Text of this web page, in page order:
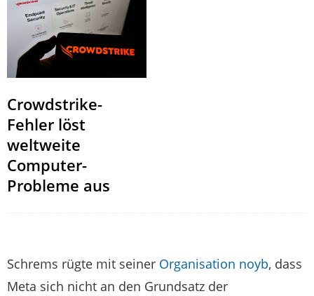
Crowdstrike-
Fehler löst
weltweite
Computer-
Probleme aus
Schrems rügte mit seiner Organisation noyb, dass
Meta sich nicht an den Grundsatz der